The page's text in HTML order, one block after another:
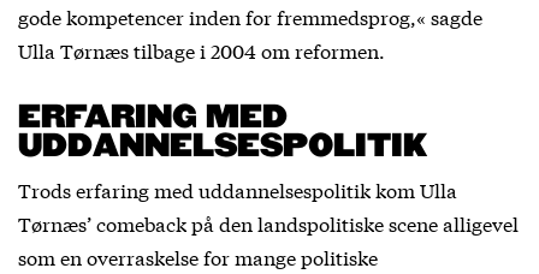
gode kompetencer inden for fremmedsprog,« sagde
Ulla Tørnæs tilbage i 2004 om reformen.
ERFARING MED
UDDANNELSESPOLITIK
Trods erfaring med uddannelsespolitik kom Ulla
Tørnæs’ comeback på den landspolitiske scene alligevel
som en overraskelse for mange politiske